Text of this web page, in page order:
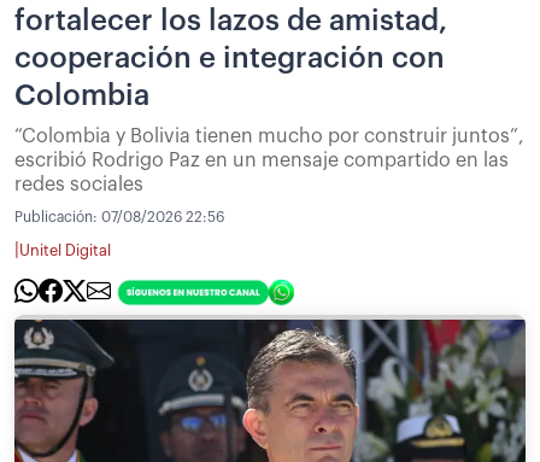
fortalecer los lazos de amistad,
cooperación e integración con
Colombia
“Colombia y Bolivia tienen mucho por construir juntos”,
escribió Rodrigo Paz en un mensaje compartido en las
redes sociales
Publicación: 07/08/2026 22:56
Unitel Digital